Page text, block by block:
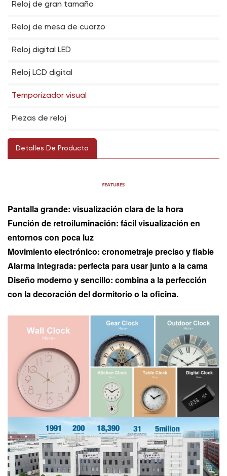
Reloj de gran tamaño
Reloj de mesa de cuarzo
Reloj digital LED
Reloj LCD digital
Temporizador visual
Piezas de reloj
Detalles De Producto
Pantalla grande: visualización clara de la hora
Función de retroiluminación: fácil visualización en
entornos con poca luz
Movimiento electrónico: cronometraje preciso y fiable
Alarma integrada: perfecta para usar junto a la cama
Diseño moderno y sencillo: combina a la perfección
con la decoración del dormitorio o la oficina.